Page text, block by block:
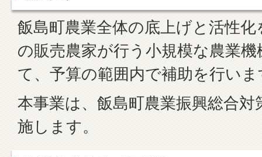
飯島町農業全体の底上げと活性
の販売農家が行う小規模な農業
て、予算の範囲内で補助を行い
本事業は、飯島町農業振興総合
施します。